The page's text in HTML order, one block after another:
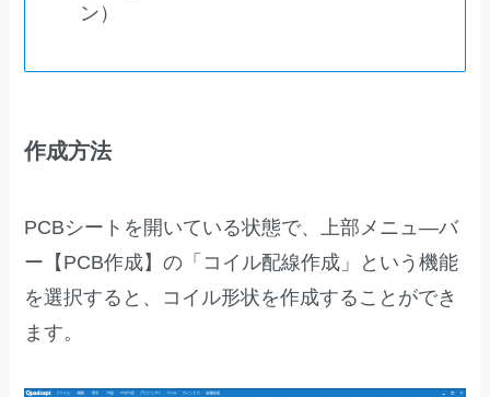
ン）
作成方法
PCBシートを開いている状態で、上部メニュ―バ
ー【PCB作成】の「コイル配線作成」という機能
を選択すると、コイル形状を作成することができ
ます。